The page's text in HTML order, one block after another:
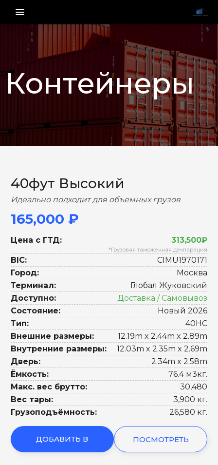
menu_vert
Контейнеры
НАЗАД ВПЕРЕД
40фут Высокий
Идеально подходит для объемных грузов
165,000 ₽
Цена с ГТД: 313,500₽
*Грузовая таможенная декларация
BIC:
CIMU1970171
Город:
Москва
Терминал:
Глобал Жуковский
Доступно:
Доставка / Самовывоз
Состояние:
Новый 2026
Тип:
40HC
Внешние размеры:
12.19m x 2.44m x 2.89m
Внутренние размеры:
12.03m x 2.35m x 2.69m
Дверь:
2.34m x 2.58m
Ёмкость:
76.4 м3кг.
Макс. вес брутто:
30,480
Вес тары:
3,900 кг.
Грузоподъёмность:
26,580 кг.
ДОБАВИТЬ В ПОСМОТРЕТЬ